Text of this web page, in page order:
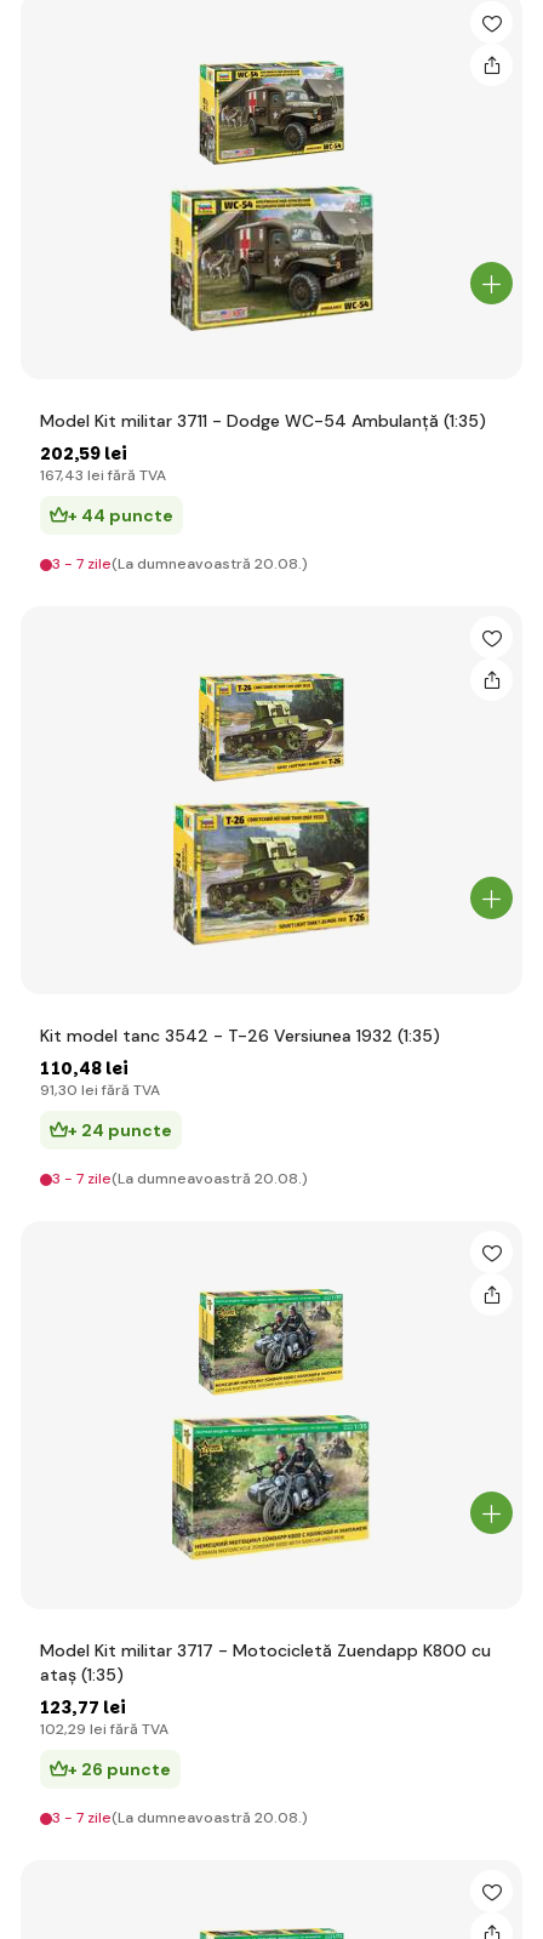
Model Kit militar 3711 - Dodge WC-54 Ambulanță (1:35)
202,59 lei
167,43 lei fără TVA
+ 44 puncte
3 - 7 zile(La dumneavoastră 20.08.)
Kit model tanc 3542 - T-26 Versiunea 1932 (1:35)
110,48 lei
91,30 lei fără TVA
+ 24 puncte
3 - 7 zile(La dumneavoastră 20.08.)
Model Kit militar 3717 - Motocicletă Zuendapp K800 cu
ataș (1:35)
123,77 lei
102,29 lei fără TVA
+ 26 puncte
3 - 7 zile(La dumneavoastră 20.08.)